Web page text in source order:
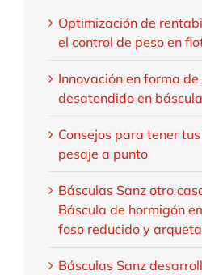
Optimización de
el control de peso en
Innovación en forma
desatendido en
Consejos para tener
pesaje a punto
Básculas Sanz otro
Báscula de hormigón
foso reducido y
Básculas Sanz